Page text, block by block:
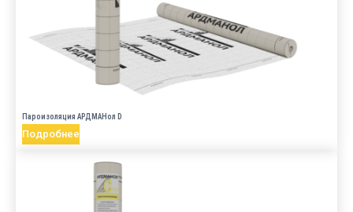
Пароизоляция АРДМАНол D
Подробнее